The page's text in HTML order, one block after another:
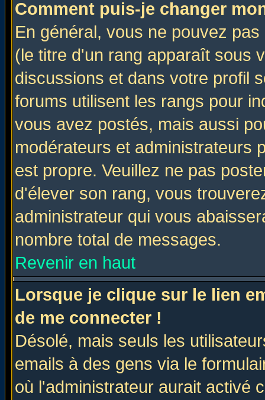
Comment puis-je changer
En général, vous ne pouvez
(le titre d'un rang apparaît sous
discussions et dans votre profil
forums utilisent les rangs pour
vous avez postés, mais aussi
modérateurs et administrateurs
est propre. Veuillez ne pas
d'élever son rang, vous
administrateur qui vous
nombre total de messages.
Revenir en haut
Lorsque je clique sur le lien
de me connecter !
Désolé, mais seuls les
emails à des gens via le
où l'administrateur aurait activé